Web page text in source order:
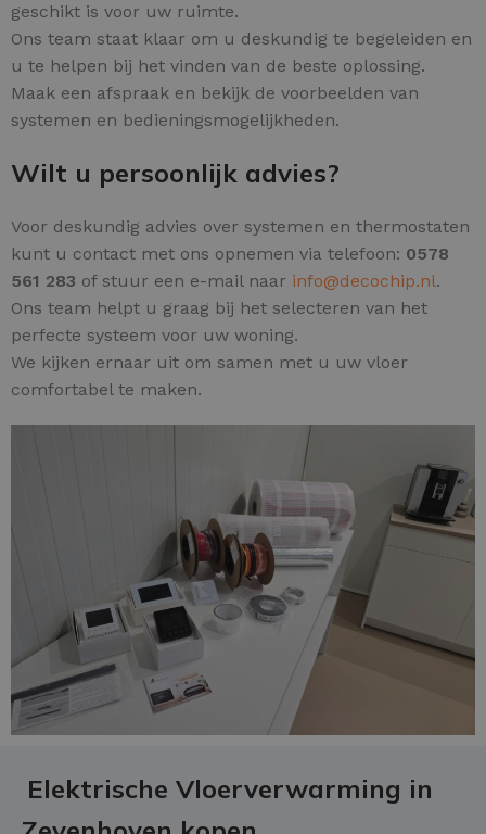
geschikt is voor uw ruimte.
Ons team staat klaar om u deskundig te begeleiden en
u te helpen bij het vinden van de beste oplossing.
Maak een afspraak en bekijk de voorbeelden van
systemen en bedieningsmogelijkheden.
Wilt u persoonlijk advies?
Voor deskundig advies over systemen en thermostaten
kunt u contact met ons opnemen via telefoon: 0578
561 283 of stuur een e-mail naar info@decochip.nl.
Ons team helpt u graag bij het selecteren van het
perfecte systeem voor uw woning.
We kijken ernaar uit om samen met u uw vloer
comfortabel te maken.
Elektrische Vloerverwarming in